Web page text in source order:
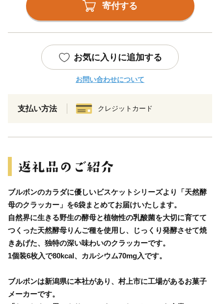
寄付する
お気に入りに追加する
お問い合わせについて
支払い方法 クレジットカード
ブルボンのカラダに優しいビスケットシリーズより「天然酵
母のクラッカー」を6袋まとめてお届けいたします。
自然界に生きる野生の酵母と植物性の乳酸菌を大切に育てて
つくった天然酵母りんご種を使用し、じっくり発酵させて焼
きあげた、独特の深い味わいのクラッカーです。
1個装6枚入で80kcal、カルシウム70mg入です。
ブルボンは新潟県に本社があり、村上市に工場があるお菓子
メーカーです。